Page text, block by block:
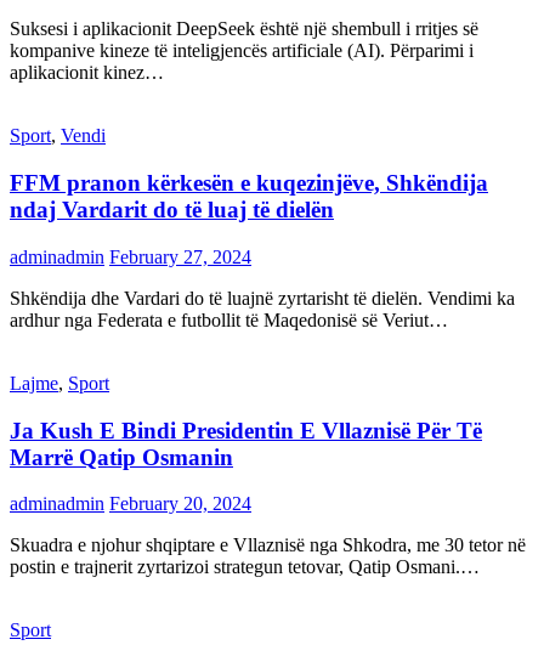
Suksesi i aplikacionit DeepSeek është një shembull i rritjes së
kompanive kineze të inteligjencës artificiale (AI). Përparimi i
aplikacionit kinez…
Sport, Vendi
FFM pranon kërkesën e kuqezinjëve, Shkëndija
ndaj Vardarit do të luaj të dielën
adminadmin February 27, 2024
Shkëndija dhe Vardari do të luajnë zyrtarisht të dielën. Vendimi ka
ardhur nga Federata e futbollit të Maqedonisë së Veriut…
Lajme, Sport
Ja Kush E Bindi Presidentin E Vllaznisë Për Të
Marrë Qatip Osmanin
adminadmin February 20, 2024
Skuadra e njohur shqiptare e Vllaznisë nga Shkodra, me 30 tetor në
postin e trajnerit zyrtarizoi strategun tetovar, Qatip Osmani.…
Sport